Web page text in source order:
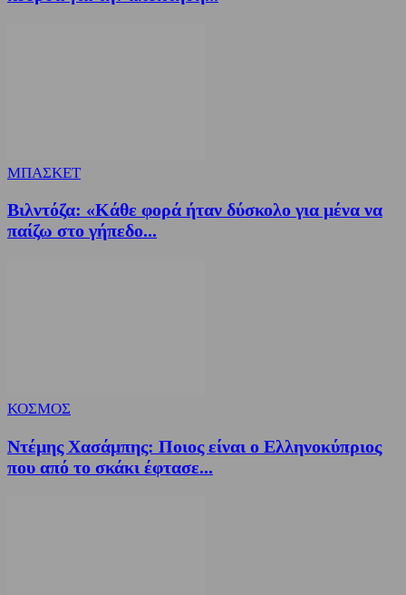
ΜΠΑΣΚΕΤ
Βιλντόζα: «Κάθε φορά ήταν δύσκολο για μένα να
παίζω στο γήπεδο...
ΚΟΣΜΟΣ
Ντέμης Χασάμπης: Ποιος είναι ο Ελληνοκύπριος
που από το σκάκι έφτασε...